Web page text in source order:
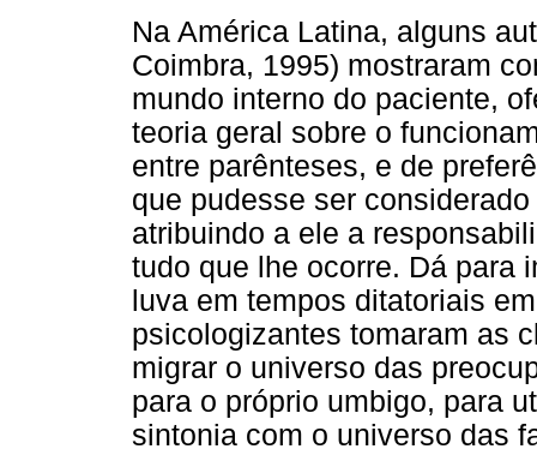
Na América Latina, alguns
Coimbra, 1995) mostraram
mundo interno do paciente,
teoria geral sobre o
entre parênteses, e de
que pudesse ser
atribuindo a ele a
tudo que lhe ocorre. Dá para
luva em tempos ditatoriais
psicologizantes tomaram as
migrar o universo das
para o próprio umbigo, para
sintonia com o universo das